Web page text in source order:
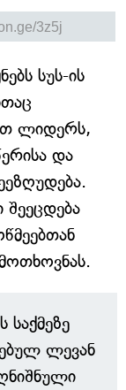
სუს-ის
ლიდერს,
და
შეეცდება
ლევან